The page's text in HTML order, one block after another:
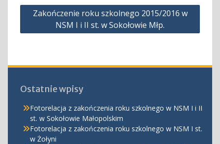
Nawigacja
Zakończenie roku szkolnego 2015/2016 w
NSM I i II st. w Sokołowie Młp.
Ostatnie wpisy
Fotorelacja z zakończenia roku szkolnego w NSM I i II
st. w Sokołowie Małopolskim
Fotorelacja z zakończenia roku szkolnego w NSM I st.
w Żołyni